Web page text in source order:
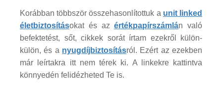
Korábban többször összehasonlítottuk a unit linked
életbiztosításokat és azértékpapírszámlán való
befektetést, sőt, cikkek sorát írtam ezekről külön-
külön, és a nyugdíjbiztosításról. Ezért az ezekben
már leírtakra itt nem térek ki. A linkekre kattintva
könnyedén felidézheted Te is.